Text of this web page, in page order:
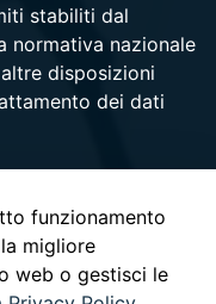
stabiliti dal
normativa nazionale
disposizioni
dei dati
II
- Centralino +39
- C.F.
funzionamento
migliore
web o gestisci le